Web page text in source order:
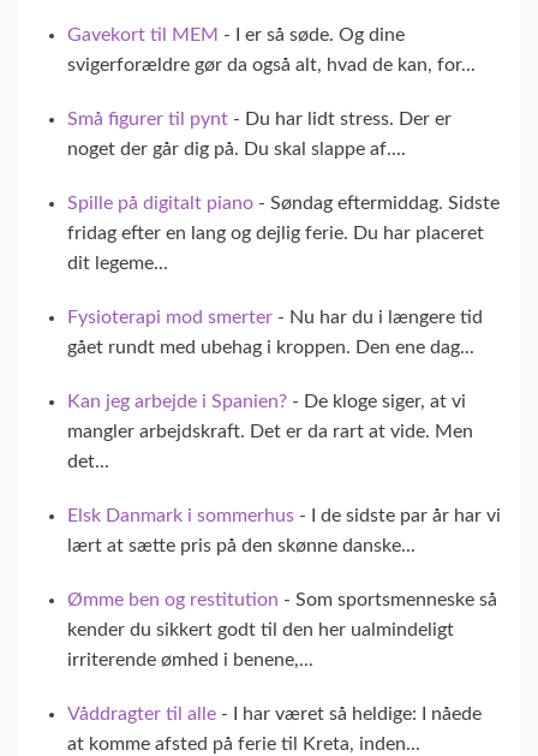
Gavekort til MEM - I er så søde. Og dine
svigerforældre gør da også alt, hvad de kan, for...
Små figurer til pynt - Du har lidt stress. Der er
noget der går dig på. Du skal slappe af....
Spille på digitalt piano - Søndag eftermiddag. Sidste
fridag efter en lang og dejlig ferie. Du har placeret
dit legeme...
Fysioterapi mod smerter - Nu har du i længere tid
gået rundt med ubehag i kroppen. Den ene dag...
Kan jeg arbejde i Spanien? - De kloge siger, at vi
mangler arbejdskraft. Det er da rart at vide. Men
det...
Elsk Danmark i sommerhus - I de sidste par år har vi
lært at sætte pris på den skønne danske...
Ømme ben og restitution - Som sportsmenneske så
kender du sikkert godt til den her ualmindeligt
irriterende ømhed i benene,...
Våddragter til alle - I har været så heldige: I nåede
at komme afsted på ferie til Kreta, inden...